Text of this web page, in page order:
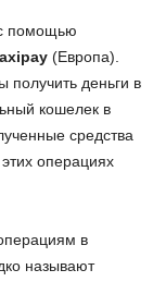
помощью
(Европа).
получить деньги в
кошелек в
средства
операциях
в
называют